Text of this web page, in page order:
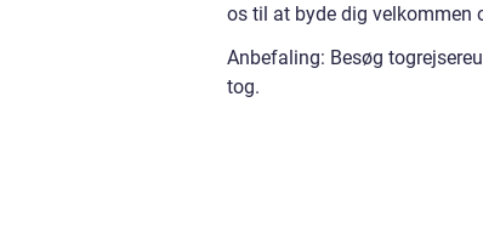
os til at byde dig velkommen
Anbefaling: Besøg
tog.